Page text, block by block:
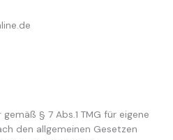
§ 7 Abs.1 TMG für eigene
den allgemeinen Gesetzen